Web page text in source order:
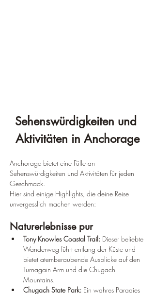
Sehenswürdigkeiten und
Aktivitäten in Anchorage
Anchorage bietet eine Fülle an
Sehenswürdigkeiten und Aktivitäten für jeden
Geschmack.
Hier sind einige Highlights, die deine Reise
unvergesslich machen werden:
Naturerlebnisse pur
Tony Knowles Coastal Trail: Dieser beliebte
Wanderweg führt entlang der Küste und
bietet atemberaubende Ausblicke auf den
Turnagain Arm und die Chugach
Mountains.
Chugach State Park: Ein wahres Paradies